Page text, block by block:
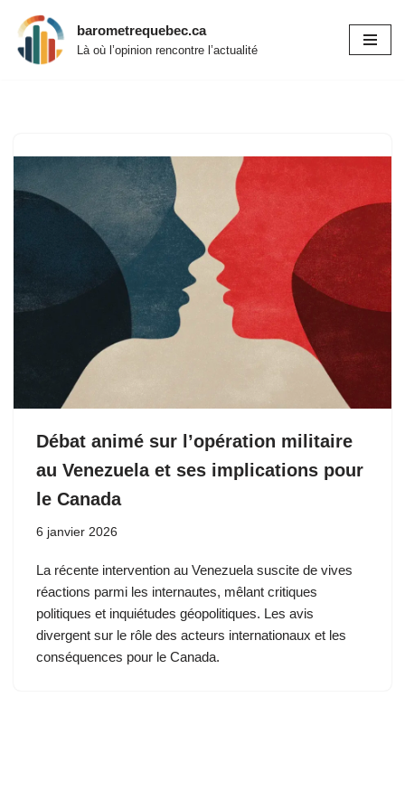
Aller
barometrequebec.ca
Là où l’opinion rencontre l’actualité
Débat animé sur l’opération militaire
au Venezuela et ses implications pour
le Canada
6 janvier 2026
La récente intervention au Venezuela suscite de vives
réactions parmi les internautes, mêlant critiques
politiques et inquiétudes géopolitiques. Les avis
divergent sur le rôle des acteurs internationaux et les
conséquences pour le Canada.